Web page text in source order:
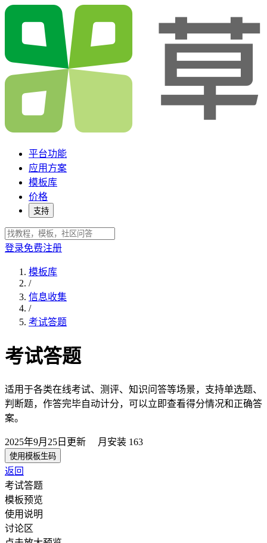
平台功能
应用方案
模板库
价格
支持
登录免费注册
模板库
/
信息收集
/
考试答题
考试答题
适用于各类在线考试、测评、知识问答等场景，支持单选题、
判断题，作答完毕自动计分，可以立即查看得分情况和正确答
案。
2025年9月25日 更新 月安装 163
使用模板生码
返回
考试答题
模板预览
使用说明
讨论区